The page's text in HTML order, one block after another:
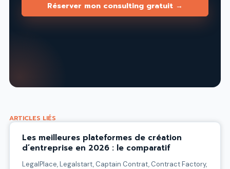
Réserver mon consulting gratuit →
ARTICLES LIÉS
Les meilleures plateformes de création
d’entreprise en 2026 : le comparatif
LegalPlace, Legalstart, Captain Contrat, Contract Factory,